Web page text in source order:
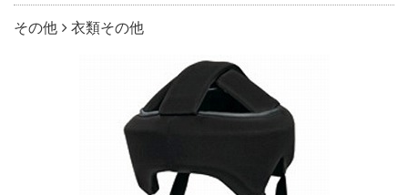
その他 衣類その他